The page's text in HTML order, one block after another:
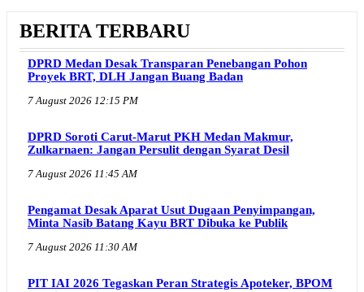
BERITA TERBARU
DPRD Medan Desak Transparan Penebangan Pohon
Proyek BRT, DLH Jangan Buang Badan
7 August 2026 12:15 PM
DPRD Soroti Carut-Marut PKH Medan Makmur,
Zulkarnaen: Jangan Persulit dengan Syarat Desil
7 August 2026 11:45 AM
Pengamat Desak Aparat Usut Dugaan Penyimpangan,
Minta Nasib Batang Kayu BRT Dibuka ke Publik
7 August 2026 11:30 AM
PIT IAI 2026 Tegaskan Peran Strategis Apoteker, BPOM